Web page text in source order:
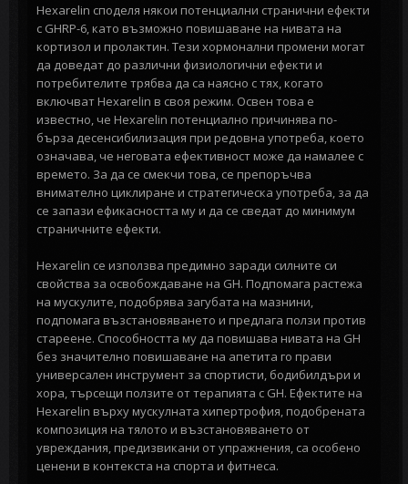
Hexarelin споделя някои потенциални странични ефекти
с GHRP-6, като възможно повишаване на нивата на
кортизол и пролактин. Тези хормонални промени могат
да доведат до различни физиологични ефекти и
потребителите трябва да са наясно с тях, когато
включват Hexarelin в своя режим. Освен това е
известно, че Hexarelin потенциално причинява по-
бърза десенсибилизация при редовна употреба, което
означава, че неговата ефективност може да намалее с
времето. За да се смекчи това, се препоръчва
внимателно циклиране и стратегическа употреба, за да
се запази ефикасността му и да се сведат до минимум
страничните ефекти.
Hexarelin се използва предимно заради силните си
свойства за освобождаване на GH. Подпомага растежа
на мускулите, подобрява загубата на мазнини,
подпомага възстановяването и предлага ползи против
стареене. Способността му да повишава нивата на GH
без значително повишаване на апетита го прави
универсален инструмент за спортисти, бодибилдъри и
хора, търсещи ползите от терапията с GH. Ефектите на
Hexarelin върху мускулната хипертрофия, подобрената
композиция на тялото и възстановяването от
увреждания, предизвикани от упражнения, са особено
ценени в контекста на спорта и фитнеса.